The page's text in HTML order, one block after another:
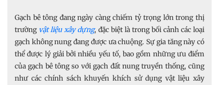
Gạch bê tông đang ngày càng chiếm tỷ trọng lớn trong thị
trường vật liệu xây dựng, đặc biệt là trong bối cảnh các loại
gạch không nung đang được ưa chuộng. Sự gia tăng này có
thể được lý giải bởi nhiều yếu tố, bao gồm những ưu điểm
của gạch bê tông so với gạch đất nung truyền thống, cũng
như các chính sách khuyến khích sử dụng vật liệu xây